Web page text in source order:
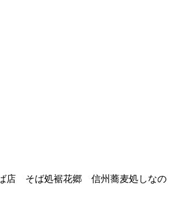
店 そば処裾花郷 信州蕎麦処しなの